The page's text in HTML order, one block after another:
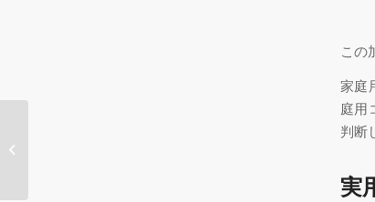
この
家庭
庭用
判断
実